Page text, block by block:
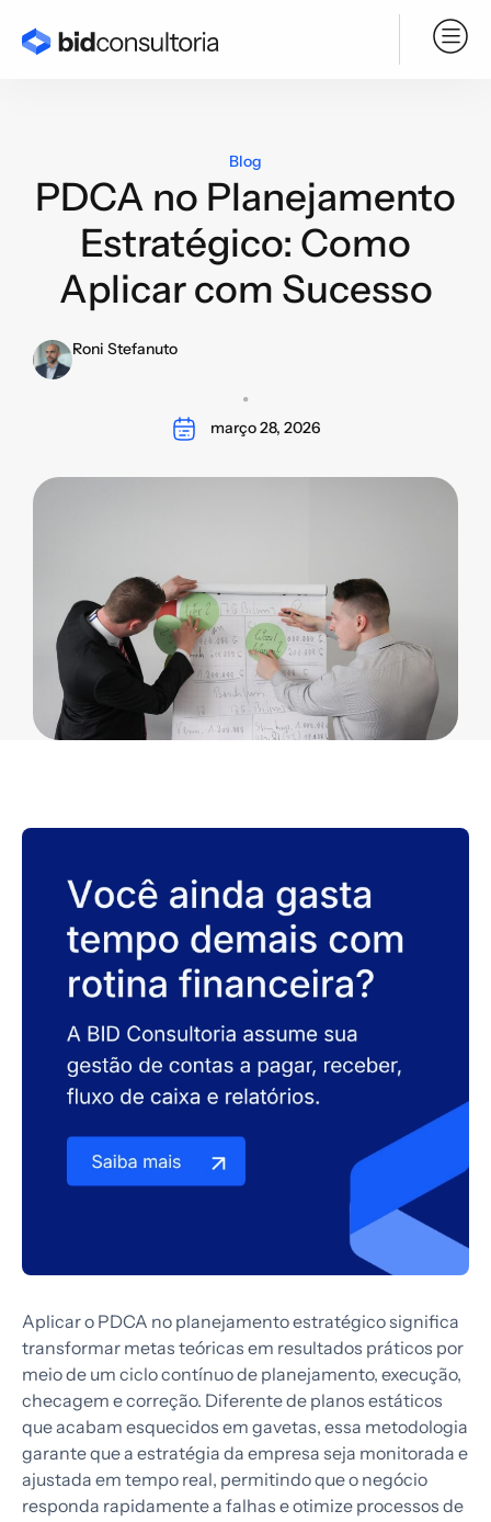
Blog
PDCA no Planejamento
Estratégico: Como
Aplicar com Sucesso
Roni Stefanuto
março 28, 2026
Aplicar o PDCA no planejamento estratégico significa
transformar metas teóricas em resultados práticos por
meio de um ciclo contínuo de planejamento, execução,
checagem e correção. Diferente de planos estáticos
que acabam esquecidos em gavetas, essa metodologia
garante que a estratégia da empresa seja monitorada e
ajustada em tempo real, permitindo que o negócio
responda rapidamente a falhas e otimize processos de